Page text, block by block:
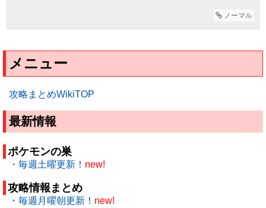
ノーマル
メニュー
攻略まとめWikiTOP
最新情報
ポケモンの巣
・毎週土曜更新！ new!
攻略情報まとめ
・毎週月曜朝更新！ new!